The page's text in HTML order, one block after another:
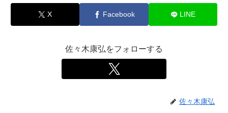
X Facebook LINE
佐々木康弘をフォローする
佐々木康弘